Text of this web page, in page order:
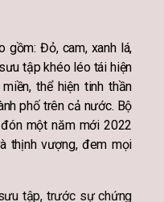
gồm: Đỏ, cam, xanh lá,
tập khéo léo tái hiện
thể hiện tinh thần
phố trên cả nước. Bộ
một năm mới 2022
thịnh vượng, đem mọi
tập, trước sự chứng